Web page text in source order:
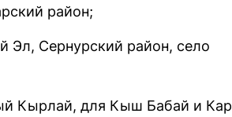
район;
Эл, Сернурский район, село
Кырлай, для Кыш Бабай и Кар